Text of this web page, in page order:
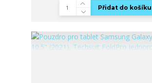
Přidat do košíku